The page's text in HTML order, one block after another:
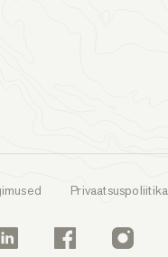
Privaatsuspoliitika